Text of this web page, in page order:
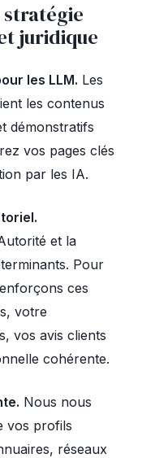
juridique
les LLM. Les
les contenus
démonstratifs
vos pages clés
par les IA.
et la
Pour
ces
votre
vos avis clients
cohérente.
Nous nous
vos profils
réseaux